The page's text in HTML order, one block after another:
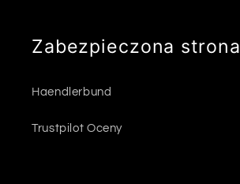
Zabezpieczona strona
Haendlerbund
Trustpilot Oceny